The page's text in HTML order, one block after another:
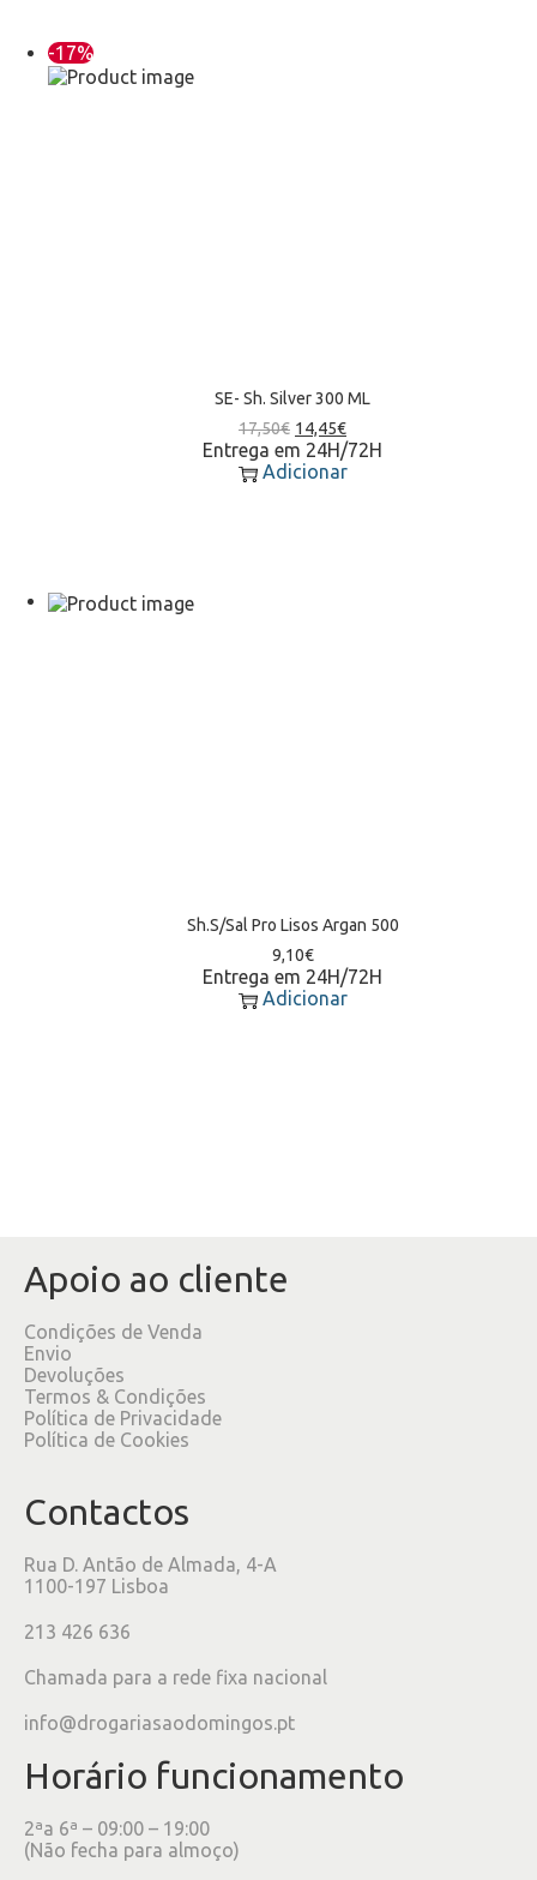
-17%
SE- Sh. Silver 300 ML
17,50€ 14,45€
Entrega em 24H/72H
Adicionar
Sh.S/Sal Pro Lisos Argan 500
9,10€
Entrega em 24H/72H
Adicionar
Apoio ao cliente
Condições de Venda
Envio
Devoluções
Termos & Condições
Política de Privacidade
Política de Cookies
Contactos
Rua D. Antão de Almada, 4-A
1100-197 Lisboa
213 426 636
Chamada para a rede fixa nacional
info@drogariasaodomingos.pt
Horário funcionamento
2ªa 6ª – 09:00 – 19:00
(Não fecha para almoço)